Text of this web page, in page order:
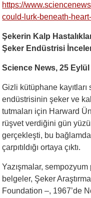
https://
could-lurk-beneath-
Şekerin Kalp
Şeker Endüstrisi
Science News, 25 Eylül
Gizli kütüphane kayıtları
endüstrisinin şeker ve
tutmaları için Harward
rüşvet verdiğini gün
gerçekleşti, bu
çarpıtıldığı ortaya çıktı.
Yazışmalar, sempozyum
belgeler, Şeker
Foundation –, 1967’de